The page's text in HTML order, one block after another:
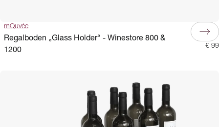
mQuvée
Regalboden „Glass Holder“ - Winestore 800 &
1200
€ 99